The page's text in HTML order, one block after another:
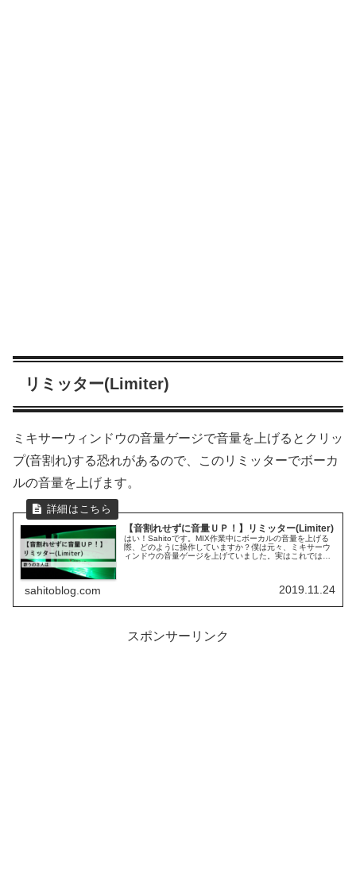
リミッター(Limiter)
ミキサーウィンドウの音量ゲージで音量を上げるとクリッ
プ(音割れ)する恐れがあるので、このリミッターでボーカ
ルの音量を上げます。
【音割れせずに音量ＵＰ！】リミッター(Limiter)
はい！Sahitoです。MIX作業中にボーカルの音量を上げる
際、どのように操作していますか？僕は元々、ミキサーウ
ィンドウの音量ゲージを上げていました。実はこれでは音
sahitoblog.com 2019.11.24
スポンサーリンク